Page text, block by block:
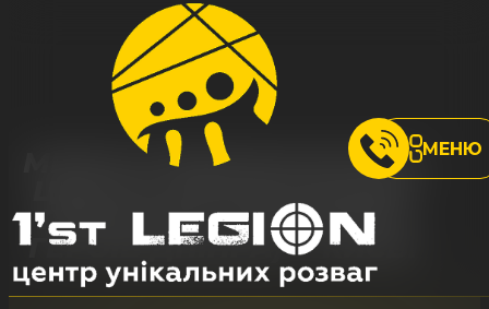
МЕНЮ
МЕНЮ РОЗВАЖАЛЬНОГО
ЦЕНТРУ ОБОЛОНСЬКИЙ
ПРОСПЕКТ, 21Б (МЕТРО
ГЕРОЇВ ДНІПРА) У КИЄВІ